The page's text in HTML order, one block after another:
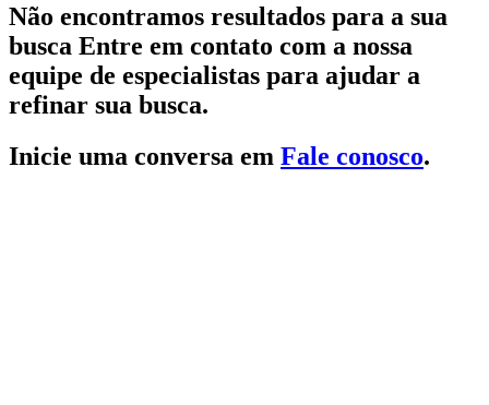
Não encontramos resultados para a sua
busca Entre em contato com a nossa
equipe de especialistas para ajudar a
refinar sua busca.
Inicie uma conversa em Fale conosco.